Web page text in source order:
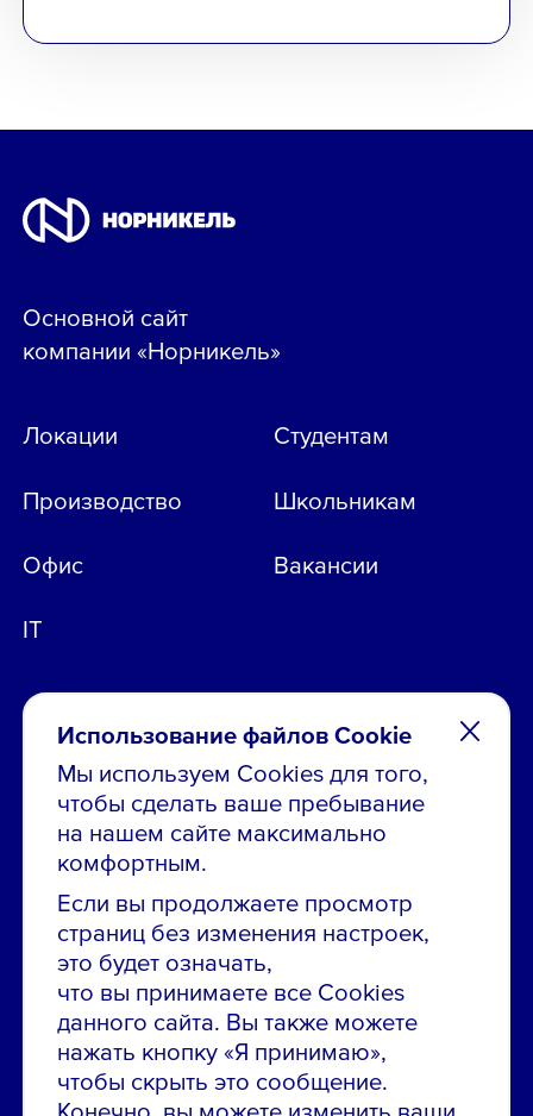
Использование файлов Cookie
Мы используем Cookies для того,
чтобы сделать ваше пребывание
на нашем сайте максимально
комфортным.
Если вы продолжаете просмотр
страниц без изменения настроек,
это будет означать,
что вы принимаете все Cookies
данного сайта. Вы также можете
нажать кнопку «Я принимаю»,
чтобы скрыть это сообщение.
Остались вопросы по вакансиям?
Звони в контакт-центр:
8 800 700-19-43
Основной сайт
компании «Норникель»
Локации
Производство
Офис
IT
Студентам
Школьникам
Вакансии
Сообщить об ошибке на сайте
ПАО «ГМК «Норильский никель»
Использование материалов сайта
без согласования запрещено.
Российская Федерация, 123112, г. Москва, 1-й
Красногвардейский проезд., д. 15